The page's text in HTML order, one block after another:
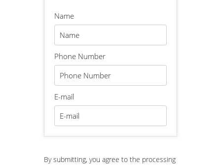
Name
Phone Number
E-mail
By submitting, you agree to the processing